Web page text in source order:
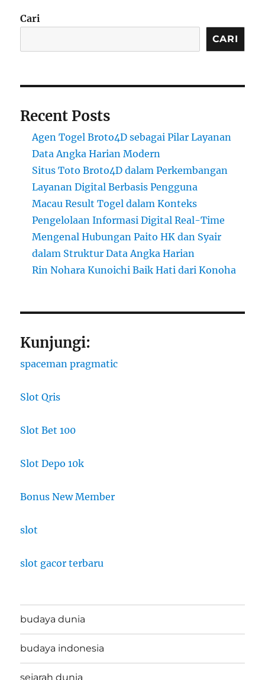
Cari
CARI
Recent Posts
Agen Togel Broto4D sebagai Pilar Layanan
Data Angka Harian Modern
Situs Toto Broto4D dalam Perkembangan
Layanan Digital Berbasis Pengguna
Macau Result Togel dalam Konteks
Pengelolaan Informasi Digital Real-Time
Mengenal Hubungan Paito HK dan Syair
dalam Struktur Data Angka Harian
Rin Nohara Kunoichi Baik Hati dari Konoha
Kunjungi:
spaceman pragmatic
Slot Qris
Slot Bet 100
Slot Depo 10k
Bonus New Member
slot
slot gacor terbaru
budaya dunia
budaya indonesia
sejarah dunia